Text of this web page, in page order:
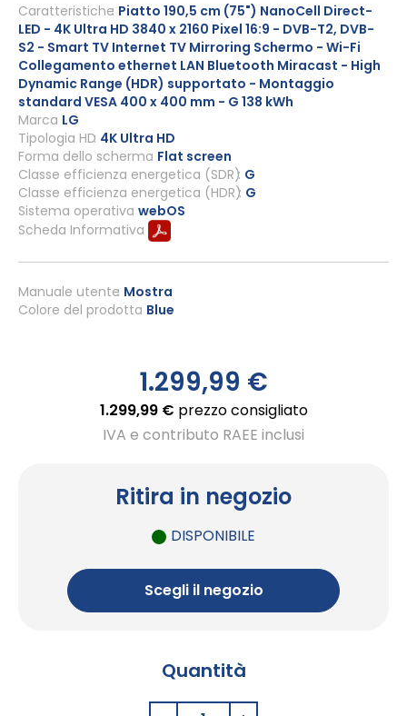
all'inizio
della
galleria
di
immagini
1.299,99 €
1.299,99 € prezzo consigliato
IVA e contributo RAEE inclusi
Ritira in negozio
DISPONIBILE
Scegli il negozio
Quantità
Marca LG
Manuale utente Mostra
Caratteristiche Piatto 190,5 cm (75") NanoCell Direct-
LED - 4K Ultra HD 3840 x 2160 Pixel 16:9 - DVB-T2, DVB-
S2 - Smart TV Internet TV Mirroring Schermo - Wi-Fi
Collegamento ethernet LAN Bluetooth Miracast - High
Dynamic Range (HDR) supportato - Montaggio
standard VESA 400 x 400 mm - G 138 kWh
Colore del prodotto Blue
Tipologia HD 4K Ultra HD
Forma dello schermo Flat screen
Scheda Informativa
Classe efficienza energetica (SDR) G
Classe efficienza energetica (HDR) G
Sistema operativo webOS